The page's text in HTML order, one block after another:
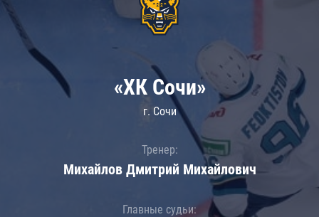
«ХК Сочи»
г. Сочи
Тренер:
Михайлов Дмитрий Михайлович
Главные судьи: